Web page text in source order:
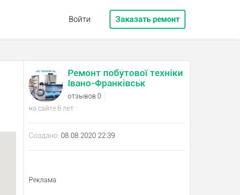
Войти Заказать ремонт
Ремонт побутової техніки
Івано-Франківськ
отзывов 0
на сайте 6 лет
Создано: 08.08.2020 22:39
Реклама